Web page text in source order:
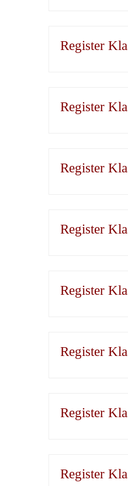
Register
Register
Register
Register
Register
Register
Register
Register